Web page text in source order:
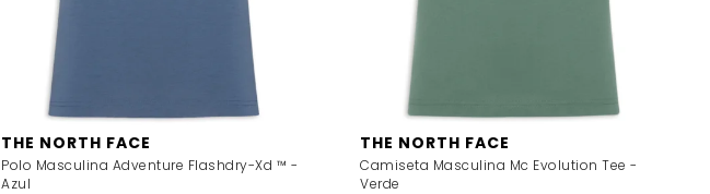
THE NORTH FACE
Polo Masculina Adventure Flashdry-Xd ™ -
Azul
THE NORTH FACE
Camiseta Masculina Mc Evolution Tee -
Verde